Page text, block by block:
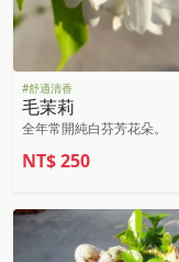
#舒適清香
毛茉莉
全年常開純白芬芳花朵。
NT$250